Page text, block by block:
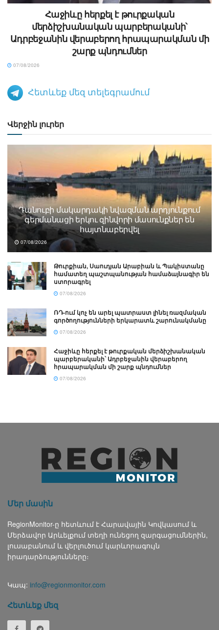
Հաջիևը հերքել է թուրքական
մերձիշխանական պարբերականի՝
Ադրբեջանին վերաբերող հրապարակման մի
շարք պնդումներ
07/08/2026
Հետևեք մեզ տելեգրամում
Վերջին լուրեր
Դանուբի մակարդակի նվազման արդյունքում
գերմանացի երկու զինվորի մասունքներ են
հայտնաբերվել
07/08/2026
Թուրքիան, Սաուդյան Արաբիան և Պակիստանը
համատեղ պաշտպանության համաձայնագիր են
ստորագրել
07/08/2026
ՌԴ-ում կոչ են արել պատրաստ լինել ռազմական
գործողությունների երկարատև շարունակմանը
07/08/2026
Հաջիևը հերքել է թուրքական մերձիշխանական
պարբերականի՝ Ադրբեջանին վերաբերող
հրապարակման մի շարք պնդումներ
07/08/2026
Մեր մասին
RegionMonitor-ը հետևում է Հարավային Կովկասում և
Մերձավոր Արևելքում տեղի ունեցող զարգացումներին,
լուսաբանում և վերլուծում կարևորագույն
իրադարձությունները։
Կապ: info@regionmonitor.com
Հետևեք մեզ